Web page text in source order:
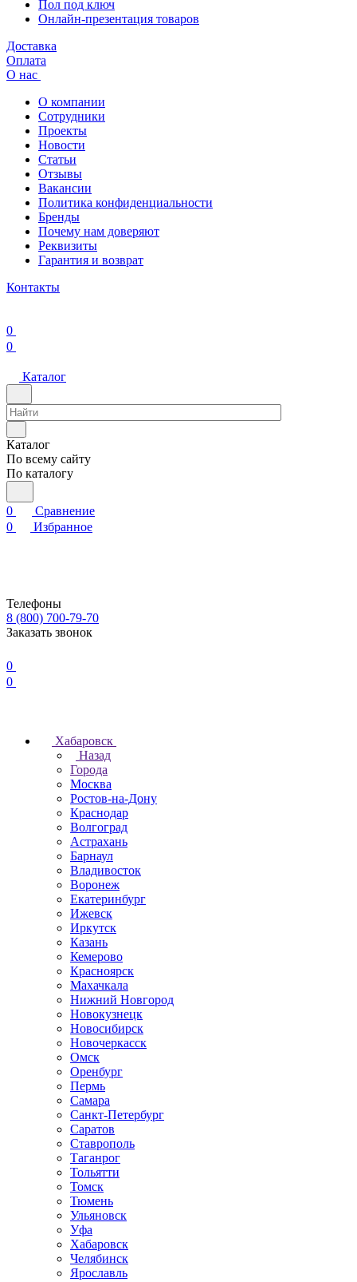
Пол под ключ
Онлайн-презентация товаров
Доставка
Оплата
О нас
О компании
Сотрудники
Проекты
Новости
Статьи
Отзывы
Вакансии
Политика конфиденциальности
Бренды
Почему нам доверяют
Реквизиты
Гарантия и возврат
Контакты
0
0
Каталог
Каталог
По всему сайту
По каталогу
0
Сравнение
0
Избранное
Телефоны
8 (800) 700-79-70
Заказать звонок
0
0
Хабаровск
Назад
Города
Москва
Ростов-на-Дону
Краснодар
Волгоград
Астрахань
Барнаул
Владивосток
Воронеж
Екатеринбург
Ижевск
Иркутск
Казань
Кемерово
Красноярск
Махачкала
Нижний Новгород
Новокузнецк
Новосибирск
Новочеркаcск
Омск
Оренбург
Пермь
Самара
Санкт-Петербург
Саратов
Ставрополь
Таганрог
Тольятти
Томск
Тюмень
Ульяновск
Уфа
Хабаровск
Челябинск
Ярославль